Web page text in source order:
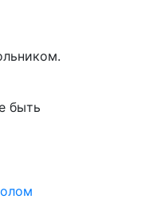
быть